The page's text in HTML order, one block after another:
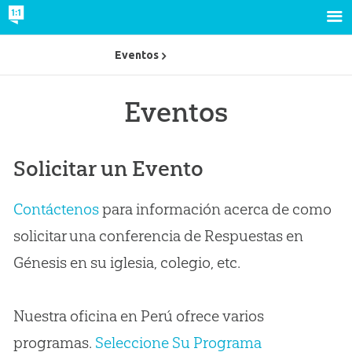
Eventos
Solicitar un Evento
Contáctenospara información acerca de como
solicitar una conferencia de Respuestas en
Génesis en su iglesia, colegio, etc.
Nuestra oficina en Perú ofrece varios
programas. Seleccione Su Programa
Eventos